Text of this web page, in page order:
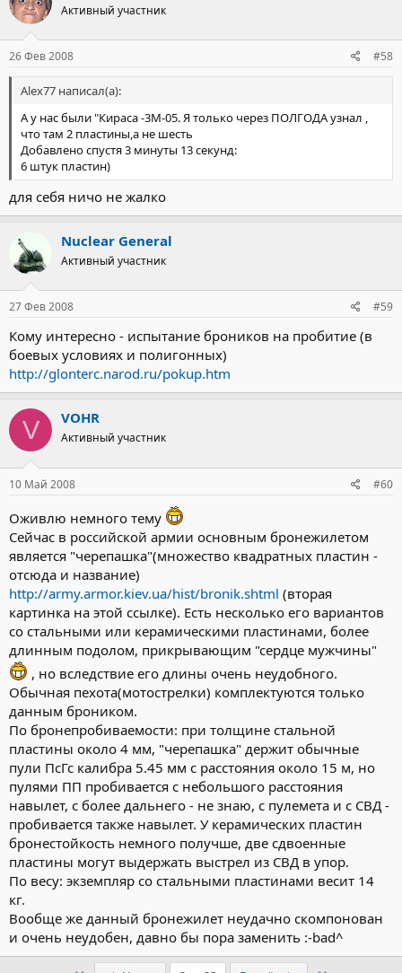
Активный участник
26 Фев 2008 #58
Alex77 написал(а):
А у нас были "Кираса -3М-05. Я только через ПОЛГОДА узнал ,
что там 2 пластины,а не шесть
Добавлено спустя 3 минуты 13 секунд:
6 штук пластин)
для себя ничо не жалко
Nuclear General
Активный участник
27 Фев 2008 #59
Кому интересно - испытание броников на пробитие (в
боевых условиях и полигонных)
http://glonterc.narod.ru/pokup.htm
V VOHR
Активный участник
10 Май 2008 #60
Оживлю немного тему
Сейчас в российской армии основным бронежилетом
является "черепашка"(множество квадратных пластин -
отсюда и название)
http://army.armor.kiev.ua/hist/bronik.shtml (вторая
картинка на этой ссылке). Есть несколько его вариантов
со стальными или керамическими пластинами, более
длинным подолом, прикрывающим "сердце мужчины"
, но вследствие его длины очень неудобного.
Обычная пехота(мотострелки) комплектуются только
данным броником.
По бронепробиваемости: при толщине стальной
пластины около 4 мм, "черепашка" держит обычные
пули ПсГс калибра 5.45 мм с расстояния около 15 м, но
пулями ПП пробивается с небольшого расстояния
навылет, с более дальнего - не знаю, с пулемета и с СВД -
пробивается также навылет. У керамических пластин
бронестойкость немного получше, две сдвоенные
пластины могут выдержать выстрел из СВД в упор.
По весу: экземпляр со стальными пластинами весит 14
кг.
Вообще же данный бронежилет неудачно скомпонован
и очень неудобен, давно бы пора заменить :-bad^